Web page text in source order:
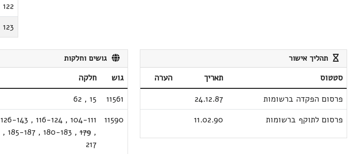
122
123
תהליך אישור
סטטוס תאריך
הערה
פרסום הפקדה ברשומות
24.12.87
פרסום לתוקף ברשומות
11.02.90
גושים וחלקות
גוש
חלקה
11561
15
,
62
11590
104-111
,
116-124
,
126-143
,
179
,
180-183
,
185-187
,
217